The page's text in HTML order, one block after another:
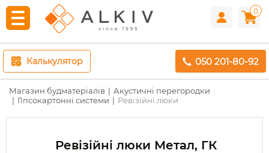
0
Калькулятор 050 201-80-92
Магазин будматеріалів
Акустичні перегородки
Гіпсокартонні системи
Ревізійні люки
Ревізійні люки Метал, ГК